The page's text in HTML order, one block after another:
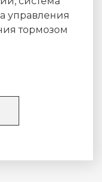
управления
тормозом